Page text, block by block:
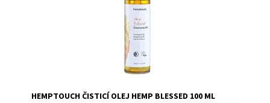
HEMPTOUCH ČISTICÍ OLEJ HEMP BLESSED 100 ML